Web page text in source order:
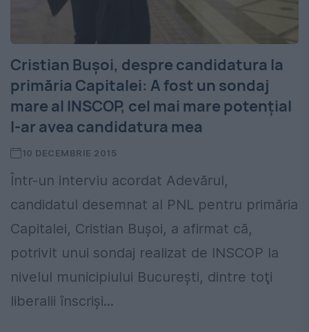
Cristian Buşoi, despre candidatura la
primăria Capitalei: A fost un sondaj
mare al INSCOP, cel mai mare potenţial
l-ar avea candidatura mea
10 DECEMBRIE 2015
Într-un interviu acordat Adevărul,
candidatul desemnat al PNL pentru primăria
Capitalei, Cristian Buşoi, a afirmat că,
potrivit unui sondaj realizat de INSCOP la
nivelul municipiului Bucureşti, dintre toţi
liberalii înscrişi...